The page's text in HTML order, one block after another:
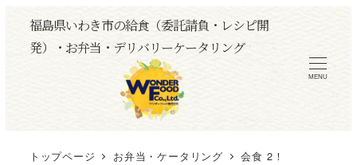
福島県いわき市の給食（委託請負・レシピ開
発）・お弁当・デリバリーケータリング
MENU
トップページ お弁当・ケータリング 会食 2！